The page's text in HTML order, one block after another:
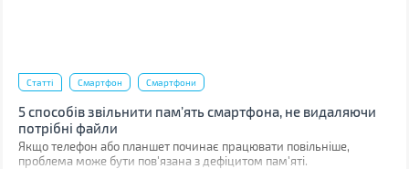
Статті Смартфон Смартфони
5 способів звільнити пам’ять смартфона, не видаляючи
потрібні файли
Якщо телефон або планшет починає працювати повільніше,
проблема може бути пов'язана з дефіцитом пам'яті.